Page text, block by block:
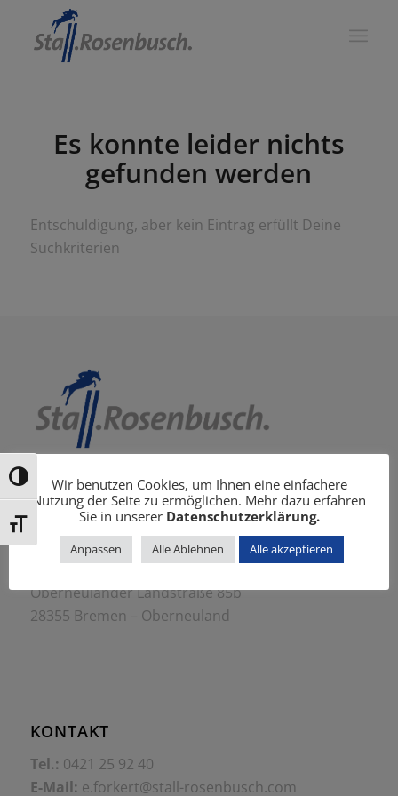
Umschalten auf hohe Kontraste
Schrift vergrößern
Es konnte leider nichts
gefunden werden
Entschuldigung, aber kein Eintrag erfüllt Deine
Suchkriterien
STALL ROSENBUSCH
Oberneulander Landstraße 85b
28355 Bremen – Oberneuland
KONTAKT
Tel.: 0421 25 92 40
E-Mail: e.forkert@stall-rosenbusch.com
Wir benutzen Cookies, um Ihnen eine einfachere
Nutzung der Seite zu ermöglichen. Mehr dazu erfahren
Sie in unserer Datenschutzerklärung.
Anpassen Alle Ablehnen Alle akzeptieren